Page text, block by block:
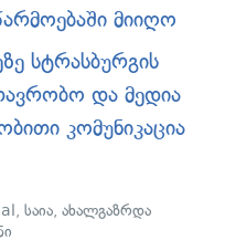
მიიღო
სტრასბურგის
და მედია
კომუნიკაცია
, საია, ახალგაზრდა